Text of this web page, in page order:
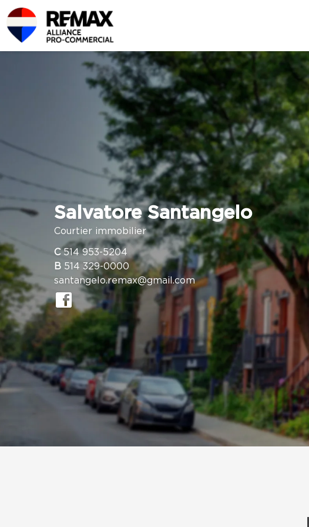
Salvatore Santangelo
Courtier immobilier
C 514 953-5204
B 514 329-0000
santangelo.remax@gmail.com